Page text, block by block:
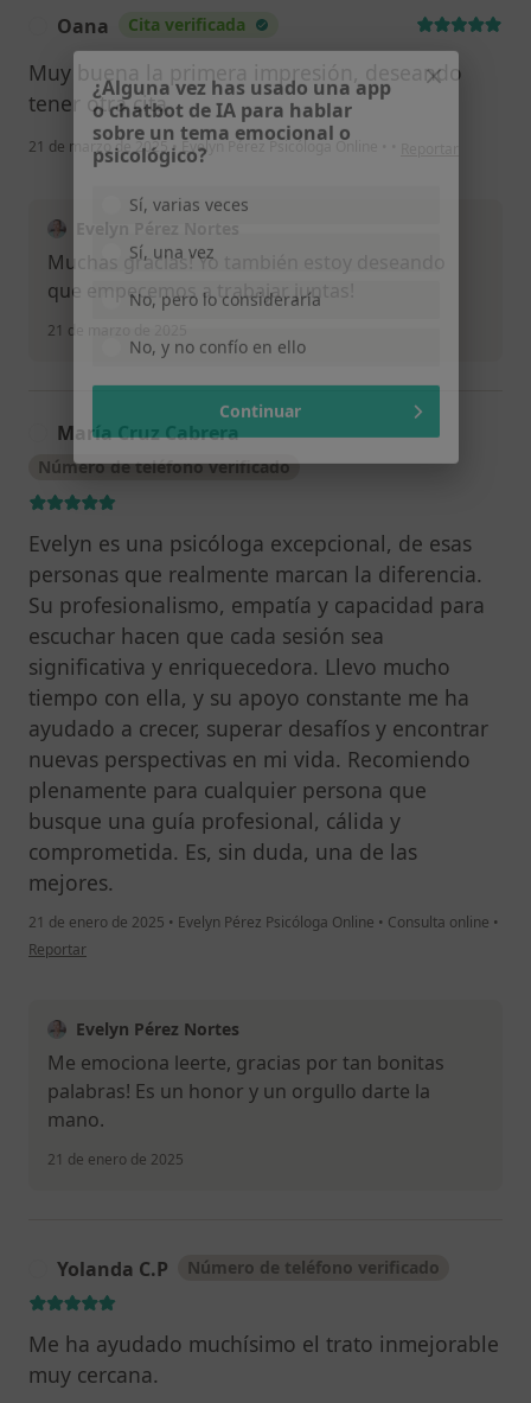
Oana Cita verificada
Muy buena la primera impresión, deseando
tener otra cita
21 de marzo de 2025• Evelyn Pérez Psicóloga Online
Evelyn Pérez Nortes
Muchas gracias! Yo también estoy deseando
que empecemos a trabajar juntas!
21 de marzo de 2025
María Cruz Cabrera
Número de teléfono verificado
Evelyn es una psicóloga excepcional, de esas
personas que realmente marcan la diferencia.
Su profesionalismo, empatía y capacidad para
escuchar hacen que cada sesión sea
significativa y enriquecedora. Llevo mucho
tiempo con ella, y su apoyo constante me ha
ayudado a crecer, superar desafíos y encontrar
nuevas perspectivas en mi vida. Recomiendo
plenamente para cualquier persona que
busque una guía profesional, cálida y
comprometida. Es, sin duda, una de las
mejores.
21 de enero de 2025 • Evelyn Pérez Psicóloga Online • Consulta online •
en opinión del usuario María Cruz Cabrera
Reportar
Evelyn Pérez Nortes
Me emociona leerte, gracias por tan bonitas
palabras! Es un honor y un orgullo darte la
mano.
21 de enero de 2025
Yolanda C.P Número de teléfono verificado
Me ha ayudado muchísimo el trato inmejorable
muy cercana.
¿Alguna vez has usado una app
o chatbot de IA para hablar
sobre un tema emocional o
Sí, varias veces
Sí, una vez
Continuar